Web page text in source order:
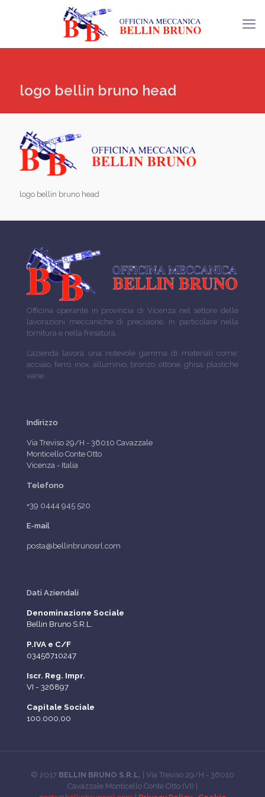
logo bellin bruno head
logo bellin bruno head
Officina operante in provincia di Vicenza nel settore delle
lavorazioni meccaniche di precisione, in particolare nella
tornitura e nella fresatura.
L’azienda lavora una notevole gamma di materiali come:
acciaio, ferro, inox, alluminio, bronzo, ottone, ghisa, plastiche
varie.
Indirizzo
Via Treviso 29/H - 36010 Cavazzale
Monticello Conte Otto
Vicenza - Italia
Telefono
+39 0444 945 520
E-mail
posta@bellinbrunosrl.com
Dati Aziendali
Denominazione Sociale
Bellin Bruno S.R.L.
P.IVA e C/F
03456710247
Iscr. Reg. Impr.
VI - 326897
Capitale Sociale
100.000,00
© 2017 BELLIN BRUNO S.R.L. | Via Treviso 29/H - 36010
Cavazzale Monticello Conte Otto (VI) |